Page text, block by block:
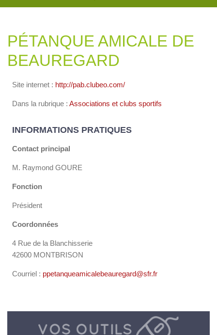
PÉTANQUE AMICALE DE
BEAUREGARD
Site internet : http://pab.clubeo.com/
Dans la rubrique : Associations et clubs sportifs
INFORMATIONS PRATIQUES
Contact principal
M. Raymond GOURE
Fonction
Président
Coordonnées
4 Rue de la Blanchisserie
42600 MONTBRISON
Courriel : ppetanqueamicalebeauregard@sfr.fr